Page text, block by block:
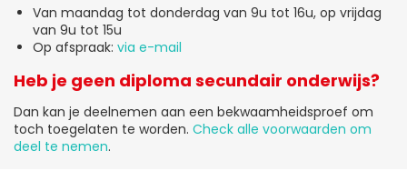
Van maandag tot donderdag van 9u tot 16u, op vrijdag
van 9u tot 15u
Op afspraak: via e-mail
Heb je geen diploma secundair onderwijs?
Dan kan je deelnemen aan een bekwaamheidsproef om
toch toegelaten te worden. Check alle voorwaarden om
deel te nemen.